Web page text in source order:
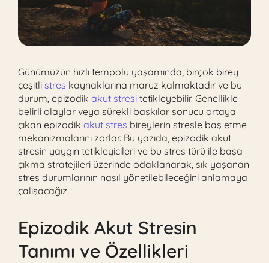
Günümüzün hızlı tempolu yaşamında, birçok birey
çeşitli stres kaynaklarına maruz kalmaktadır ve bu
durum, epizodik akut stresi tetikleyebilir. Genellikle
belirli olaylar veya sürekli baskılar sonucu ortaya
çıkan epizodik akut stres bireylerin stresle baş etme
mekanizmalarını zorlar. Bu yazıda, epizodik akut
stresin yaygın tetikleyicileri ve bu stres türü ile başa
çıkma stratejileri üzerinde odaklanarak, sık yaşanan
stres durumlarının nasıl yönetilebileceğini anlamaya
çalışacağız.
Epizodik Akut Stresin
Tanımı ve Özellikleri